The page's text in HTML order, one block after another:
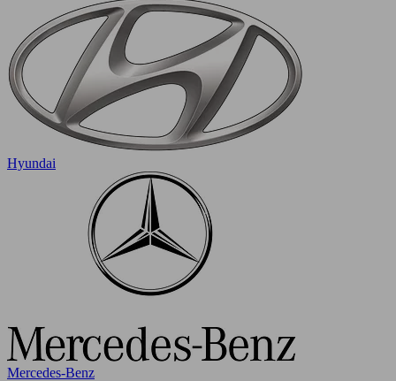
Hyundai
Mercedes-Benz